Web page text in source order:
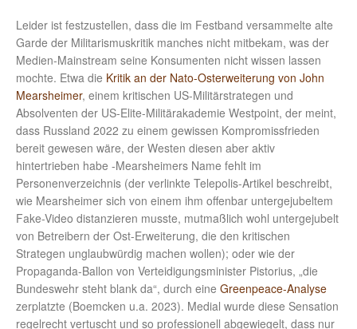
Leider ist festzustellen, dass die im Festband versammelte alte
Garde der Militarismuskritik manches nicht mitbekam, was der
Medien-Mainstream seine Konsumenten nicht wissen lassen
mochte. Etwa die Kritik an der Nato-Osterweiterung von John
Mearsheimer, einem kritischen US-Militärstrategen und
Absolventen der US-Elite-Militärakademie Westpoint, der meint,
dass Russland 2022 zu einem gewissen Kompromissfrieden
bereit gewesen wäre, der Westen diesen aber aktiv
hintertrieben habe -Mearsheimers Name fehlt im
Personenverzeichnis (der verlinkte Telepolis-Artikel beschreibt,
wie Mearsheimer sich von einem ihm offenbar untergejubeltem
Fake-Video distanzieren musste, mutmaßlich wohl untergejubelt
von Betreibern der Ost-Erweiterung, die den kritischen
Strategen unglaubwürdig machen wollen); oder wie der
Propaganda-Ballon von Verteidigungsminister Pistorius, „die
Bundeswehr steht blank da“, durch eine Greenpeace-Analyse
zerplatzte (Boemcken u.a. 2023). Medial wurde diese Sensation
regelrecht vertuscht und so professionell abgewiegelt, dass nur